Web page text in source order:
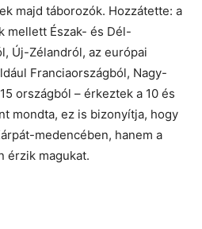
majd táborozók. Hozzátette: a
mellett Észak- és Dél-
Új-Zélandról, az európai
Franciaországból, Nagy-
országból – érkeztek a 10 és
mondta, ez is bizonyítja, hogy
medencében, hanem a
érzik magukat.